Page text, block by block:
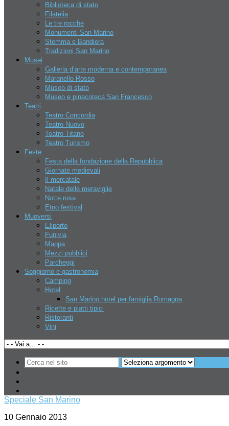
Biblioteca di stato
Filatelia
Le tre rocche
Monumenti San Marino
Stemma e Bandiera
Tradizioni San Marino
Musei
Galleria d’arte moderna e contemporanea
Maranello Rosso
Museo di stato
Museo e pinacoteca San Francesco
Teatri
Teatro Concordia
Teatro Nuovo
Teatro Titano
Teatro Turismo
Feste
Festa della fondazione della Repubblica
Giornate medievali
Il mercatale
Natale delle meraviglie
Notte rosa
Etno festival
Muoversi
Eliporto
Funivia
Mappa
Mezzi pubblici
Parcheggi
Soggiorno e gastronomia
Camping
Hotel
San Marino hotel per famiglia Romagna
Ricette e piatti tipici
Ristoranti
Vini
Hotel
Contatti
Chi siamo
Disclaimer
Lavoro
Assoc. nazionale dell’industria
Confederazione del lavoro
Organizzazione del lavoro
autonomo
Ricerca hotel
La tua pubblicità
Fatti trovare
Affittasi spazi commerciali a RSM
Ultime notizie
Open Day misano circuit febbraio 2013
Speciale San Marino
10 Gennaio 2013